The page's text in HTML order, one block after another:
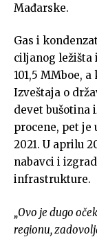
Mađarske.
Gas i
ciljanog ležišta
101,5 MMboe,
Izveštaja o
devet bušotina
procene, pet je
2021. U aprilu
nabavci i
infrastrukture.
„Ovo je dugo
regionu,